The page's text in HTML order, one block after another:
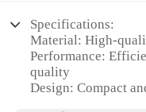
Specifications:
Material: High-
Performance:
quality
Design: Compact